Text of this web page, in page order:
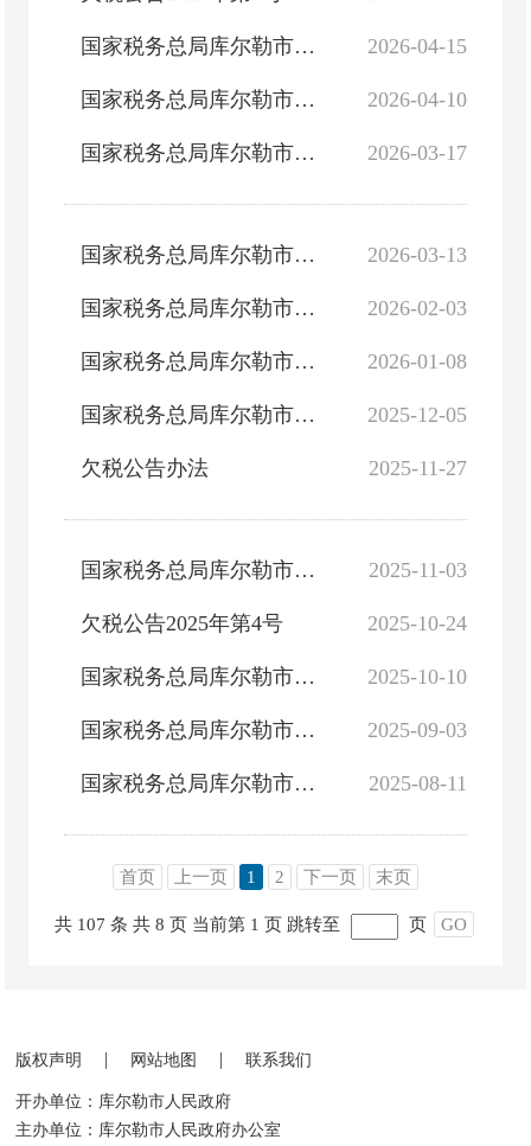
2026-04-15
国家税务总局库尔勒市税务局税务事项通知书库税 通〔2026〕2号
2026-04-10
国家税务总局库尔勒市税务局2026年3月非正常户公告
2026-03-17
国家税务总局库尔勒市税务局关于“谁执法 谁普法”履职评议活动自评情况的报告
2026-03-13
国家税务总局库尔勒市税务局2026年2月非正常户公告
2026-02-03
国家税务总局库尔勒市税务局2026年1月非正常户公告
2026-01-08
国家税务总局库尔勒市税务局2025年12月非正常户公告
2025-12-05
国家税务总局库尔勒市税务局2025年11月非正常户公告
2025-11-27
欠税公告办法
2025-11-03
国家税务总局库尔勒市税务局2025年10月非正常户公告
2025-10-24
欠税公告2025年第4号
2025-10-10
国家税务总局库尔勒市税务局2025年09月非正常户公告
2025-09-03
国家税务总局库尔勒市税务局2025年8月非正常户公告
2025-08-11
国家税务总局库尔勒市税务局2025年7月非正常户公告
首页 上一页 1 2 下一页 末页
共 107 条 共 8 页 当前第 1 页 跳转至 页 GO
版权声明 | 网站地图 | 联系我们
开办单位：库尔勒市人民政府
主办单位：库尔勒市人民政府办公室